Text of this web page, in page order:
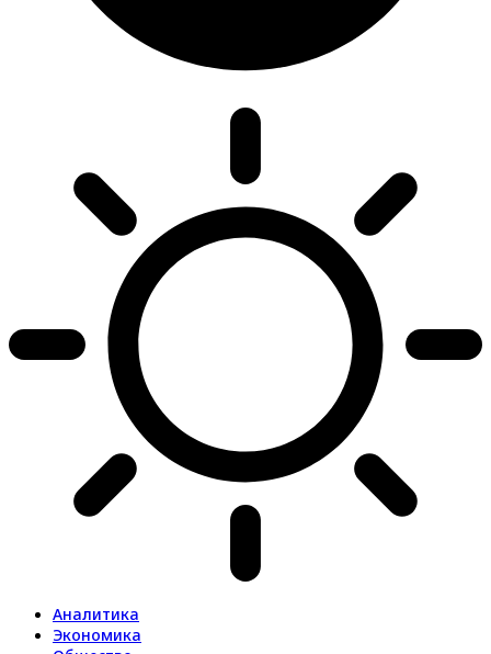
Аналитика
Экономика